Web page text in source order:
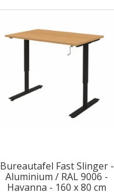
Bureautafel Fast Slinger -
Aluminium / RAL 9006 -
Havanna - 160 x 80 cm